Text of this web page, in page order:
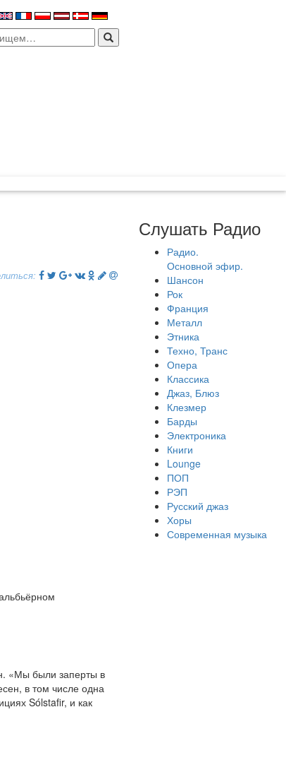
«Мы были заперты в
в том числе одна
Sólstafir, и как
Слушать Радио
Радио.
Основной эфир.
Шансон
Рок
Франция
Металл
Этника
Техно, Транс
Опера
Классика
Джаз, Блюз
Клезмер
Барды
Электроника
Книги
Lounge
ПОП
РЭП
Русский джаз
Хоры
Современная музыка